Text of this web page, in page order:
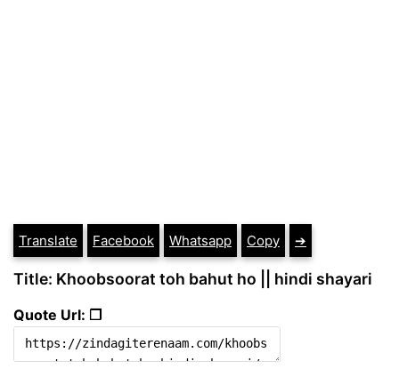
Translate Facebook Whatsapp Copy ➔
Title: Khoobsoorat toh bahut ho || hindi shayari
Quote Url: ❐